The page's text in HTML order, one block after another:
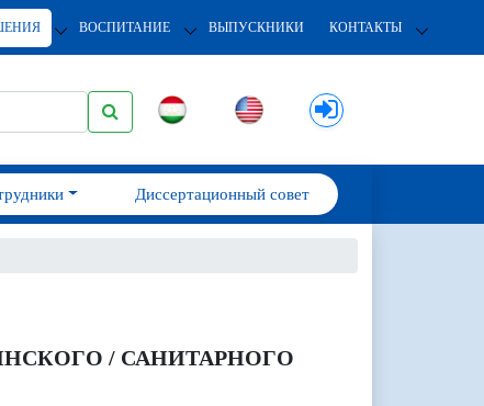
ВОСПИТАНИЕ ВЫПУСКНИКИ КОНТАКТЫ
Диссертационный совет
/ САНИТАРНОГО